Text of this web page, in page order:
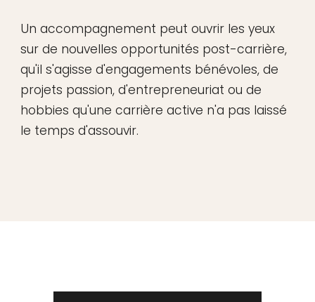
Un accompagnement peut ouvrir les yeux
sur de nouvelles opportunités post-carrière,
qu'il s'agisse d'engagements bénévoles, de
projets passion, d'entrepreneuriat ou de
hobbies qu'une carrière active n'a pas laissé
le temps d'assouvir.